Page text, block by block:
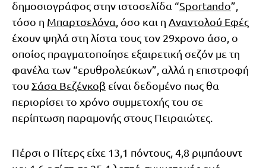
δημοσιογράφος στην ιστοσελίδα “Sportando”,
τόσο η Μπαρτσελόνα , όσο και η Αναντολού Εφές
έχουν ψηλά στη λίστα τους τον 29χρονο άσο, ο
οποίος πραγματοποίησε εξαιρετική σεζόν με τη
φανέλα των “ερυθρολεύκων”, αλλά η επιστροφή
του Σάσα Βεζένκοβ είναι δεδομένο πως θα
περιορίσει το χρόνο συμμετοχής του σε
περίπτωση παραμονής στους Πειραιώτες.
Πέρσι ο Πίτερς είχε 13,1 πόντους, 4,8 ριμπάουντ